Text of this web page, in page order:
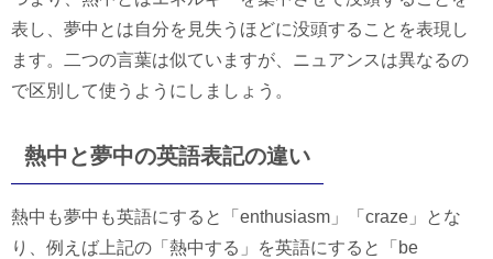
表し、夢中とは自分を見失うほどに没頭することを表現し
ます。二つの言葉は似ていますが、ニュアンスは異なるの
で区別して使うようにしましょう。
熱中と夢中の英語表記の違い
熱中も夢中も英語にすると「enthusiasm」「craze」とな
り、例えば上記の「熱中する」を英語にすると「be